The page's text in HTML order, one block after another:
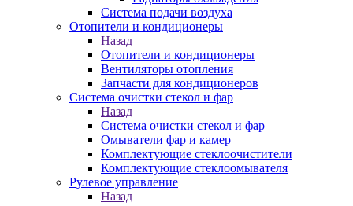
Система подачи воздуха
Отопители и кондиционеры
Назад
Отопители и кондиционеры
Вентиляторы отопления
Запчасти для кондиционеров
Система очистки стекол и фар
Назад
Система очистки стекол и фар
Омыватели фар и камер
Комплектующие стеклоочистители
Комплектующие стеклоомывателя
Рулевое управление
Назад